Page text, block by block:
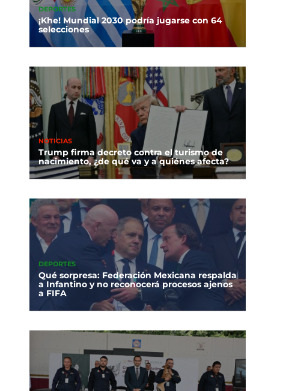
DEPORTES
¡Khe! Mundial 2030 podría jugarse con 64
selecciones
NOTICIAS
Trump firma decreto contra el turismo de
nacimiento, ¿de qué va y a quiénes afecta?
DEPORTES
Qué sorpresa: Federación Mexicana respalda
a Infantino y no reconocerá procesos ajenos
a FIFA